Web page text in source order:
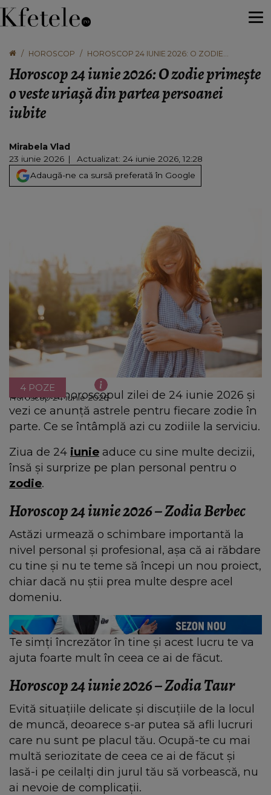
HOROSCOP
HOROSCOP 24 IUNIE 2026: O ZODIE
PERSOANEI IUBITE
Horoscop 24 iunie 2026: O zodie primește
o veste uriașă din partea persoanei
iubite
Mirabela Vlad
23 iunie 2026
Actualizat: 24 iunie 2026, 12:28
Adaugă-ne ca sursă preferată în Google
Horoscop 24 iunie 2026
4 POZE
Condultă horoscopul zilei de 24 iunie 2026 și
vezi ce anunță astrele pentru fiecare zodie în
parte. Ce se întâmplă azi cu zodiile la serviciu.
Ziua de 24 iunie aduce cu sine multe decizii,
însă și surprize pe plan personal pentru o
zodie.
Horoscop 24 iunie 2026 – Zodia Berbec
Astăzi urmează o schimbare importantă la
nivel personal și profesional, așa că ai răbdare
cu tine și nu te teme să începi un nou proiect,
chiar dacă nu știi prea multe despre acel
domeniu.
Te simți încrezător în tine și acest lucru te va
ajuta foarte mult în ceea ce ai de făcut.
Horoscop 24 iunie 2026 – Zodia Taur
Evită situațiile delicate și discuțiile de la locul
de muncă, deoarece s-ar putea să afli lucruri
care nu sunt pe placul tău. Ocupă-te cu mai
multă seriozitate de ceea ce ai de făcut și
lasă-i pe ceilalți din jurul tău să vorbească, nu
ai nevoie de complicații.